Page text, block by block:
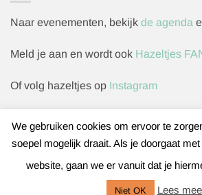
Naar evenementen, bekijk de agenda
Meld je aan en wordt ook Hazeltjes
Of volg hazeltjes op Instagram
Herroepingsverzoek
IDeal
We gebruiken cookies om ervoor te
soepel mogelijk draait. Als je doorgaat
website, gaan we er vanuit dat je
Niet OK Lees